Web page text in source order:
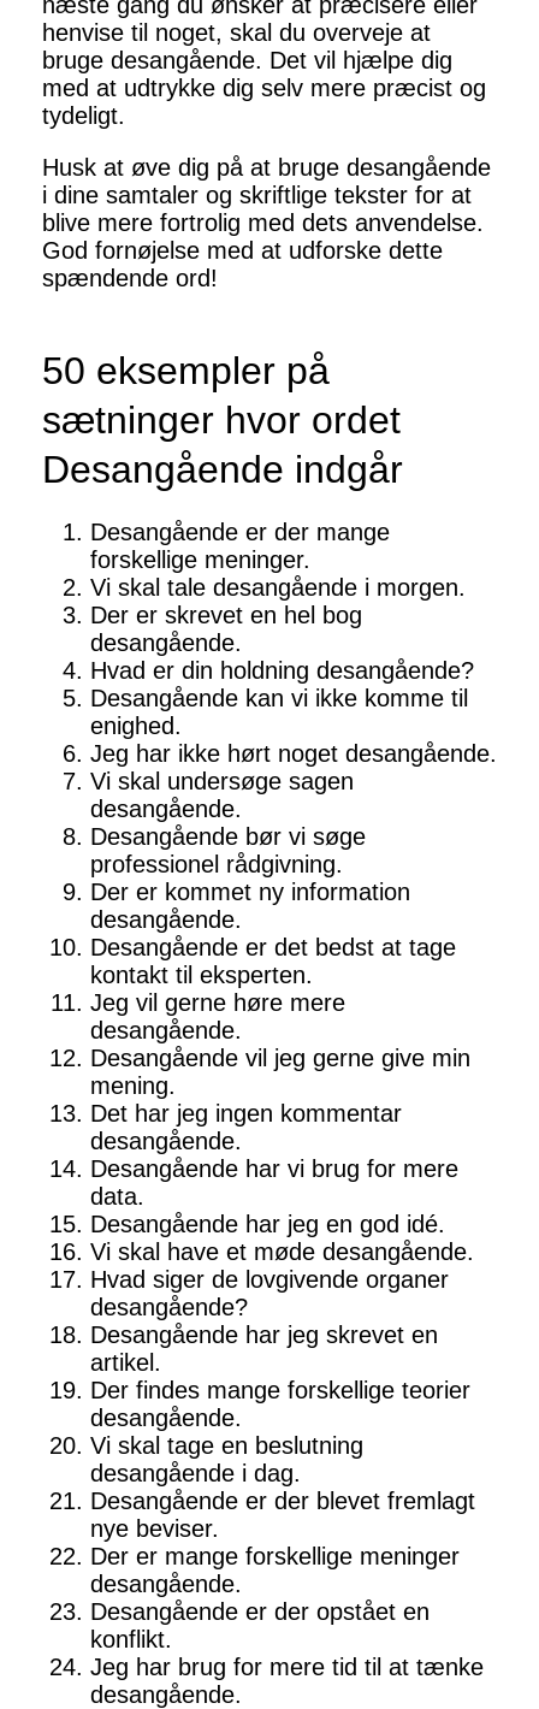
henvise til noget, skal du overveje at
bruge desangående. Det vil hjælpe dig
med at udtrykke dig selv mere præcist og
tydeligt.
Husk at øve dig på at bruge desangående
i dine samtaler og skriftlige tekster for at
blive mere fortrolig med dets anvendelse.
God fornøjelse med at udforske dette
spændende ord!
50 eksempler på
sætninger hvor ordet
Desangående indgår
Desangående er der mange
forskellige meninger.
Vi skal tale desangående i morgen.
Der er skrevet en hel bog
desangående.
Hvad er din holdning desangående?
Desangående kan vi ikke komme til
enighed.
Jeg har ikke hørt noget desangående.
Vi skal undersøge sagen
desangående.
Desangående bør vi søge
professionel rådgivning.
Der er kommet ny information
desangående.
Desangående er det bedst at tage
kontakt til eksperten.
Jeg vil gerne høre mere
desangående.
Desangående vil jeg gerne give min
mening.
Det har jeg ingen kommentar
desangående.
Desangående har vi brug for mere
data.
Desangående har jeg en god idé.
Vi skal have et møde desangående.
Hvad siger de lovgivende organer
desangående?
Desangående har jeg skrevet en
artikel.
Der findes mange forskellige teorier
desangående.
Vi skal tage en beslutning
desangående i dag.
Desangående er der blevet fremlagt
nye beviser.
Der er mange forskellige meninger
desangående.
Desangående er der opstået en
konflikt.
Jeg har brug for mere tid til at tænke
desangående.